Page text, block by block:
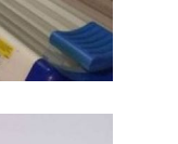
Ampliar